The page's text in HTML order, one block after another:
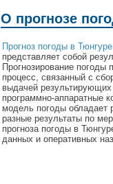
О прогнозе
Прогноз погоды в
представляет собой
Прогнозирование погоды
процесс, связанный с
выдачей
программно-аппаратные
модель погоды обладает
разные результаты по
прогноза погоды в
данных и оперативных